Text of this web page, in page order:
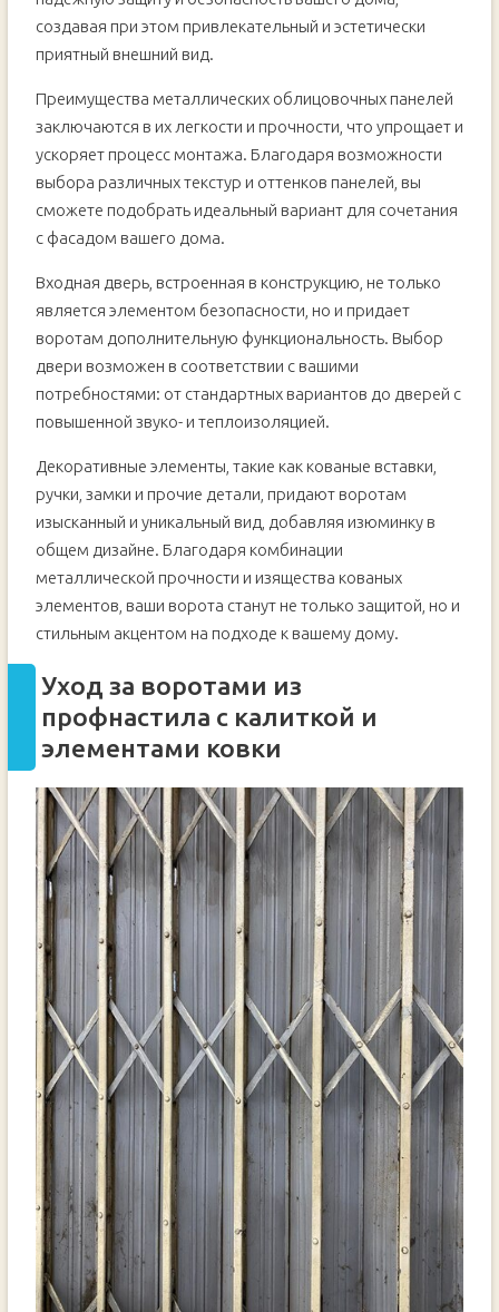
создавая при этом привлекательный и эстетически
приятный внешний вид.
Преимущества металлических облицовочных панелей
заключаются в их легкости и прочности, что упрощает и
ускоряет процесс монтажа. Благодаря возможности
выбора различных текстур и оттенков панелей, вы
сможете подобрать идеальный вариант для сочетания
с фасадом вашего дома.
Входная дверь, встроенная в конструкцию, не только
является элементом безопасности, но и придает
воротам дополнительную функциональность. Выбор
двери возможен в соответствии с вашими
потребностями: от стандартных вариантов до дверей с
повышенной звуко- и теплоизоляцией.
Декоративные элементы, такие как кованые вставки,
ручки, замки и прочие детали, придают воротам
изысканный и уникальный вид, добавляя изюминку в
общем дизайне. Благодаря комбинации
металлической прочности и изящества кованых
элементов, ваши ворота станут не только защитой, но и
стильным акцентом на подходе к вашему дому.
Уход за воротами из
профнастила с калиткой и
элементами ковки